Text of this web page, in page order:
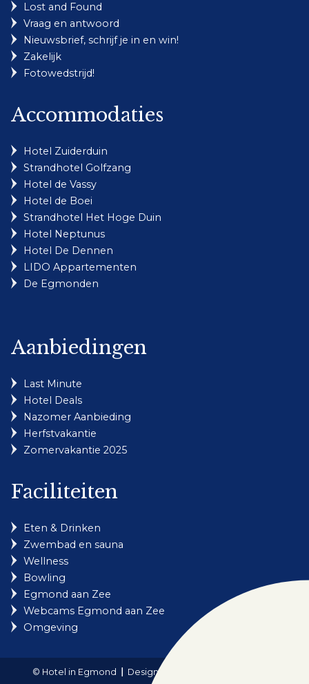
Lost and Found
Vraag en antwoord
Nieuwsbrief, schrijf je in en win!
Zakelijk
Fotowedstrijd!
Accommodaties
Hotel Zuiderduin
Strandhotel Golfzang
Hotel de Vassy
Hotel de Boei
Strandhotel Het Hoge Duin
Hotel Neptunus
Hotel De Dennen
LIDO Appartementen
De Egmonden
Aanbiedingen
Last Minute
Hotel Deals
Nazomer Aanbieding
Herfstvakantie
Zomervakantie 2025
Faciliteiten
Eten & Drinken
Zwembad en sauna
Wellness
Bowling
Egmond aan Zee
Webcams Egmond aan Zee
Omgeving
© Hotel in Egmond Design & realisatie: Holiday Media